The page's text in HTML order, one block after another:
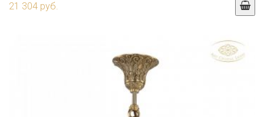
21 304 руб.